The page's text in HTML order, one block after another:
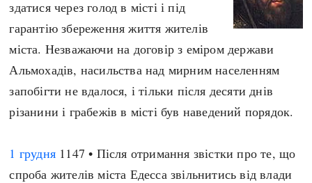
здатися через голод в місті і під
гарантію збереження життя жителів
міста. Незважаючи на договір з еміром держави
Альмохадів, насильства над мирним населенням
запобігти не вдалося, і тільки після десяти днів
різанини і грабежів в місті був наведений порядок.
1 грудня 1147 • Після отримання звістки про те, що
спроба жителів міста Едесса звільнитись від влади